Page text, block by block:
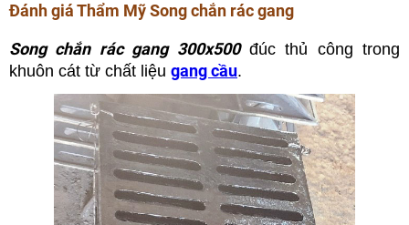
Đánh giá Thẩm Mỹ Song chắn rác gang
Song chắn rác gang 300x500đúc thủ công trong
khuôn cát từ chất liệu gang cầu.